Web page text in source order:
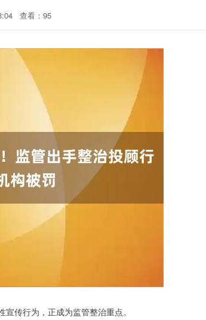
查看：95
传行为，正成为监管整治重点。
沪深300 4694.44